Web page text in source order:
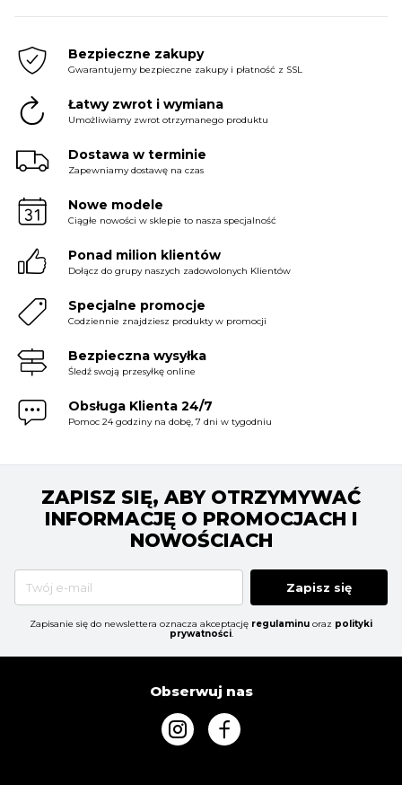
Bezpieczne zakupy
Gwarantujemy bezpieczne zakupy i płatność z SSL
Łatwy zwrot i wymiana
Umożliwiamy zwrot otrzymanego produktu
Dostawa w terminie
Zapewniamy dostawę na czas
Nowe modele
Ciągłe nowości w sklepie to nasza specjalność
Ponad milion klientów
Dołącz do grupy naszych zadowolonych Klientów
Specjalne promocje
Codziennie znajdziesz produkty w promocji
Bezpieczna wysyłka
Śledź swoją przesyłkę online
Obsługa Klienta 24/7
Pomoc 24 godziny na dobę, 7 dni w tygodniu
ZAPISZ SIĘ, ABY OTRZYMYWAĆ
INFORMACJĘ O PROMOCJACH I
NOWOŚCIACH
Zapisz się
Zapisanie się do newslettera oznacza akceptację regulaminu oraz polityki
prywatności.
Obserwuj nas